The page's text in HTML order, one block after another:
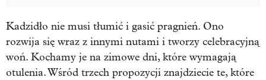
Kadzidło nie musi tłumić i gasić pragnień. Ono
rozwija się wraz z innymi nutami i tworzy celebracyjną
woń. Kochamy je na zimowe dni, które wymagają
otulenia. Wśród trzech propozycji znajdziecie te, które